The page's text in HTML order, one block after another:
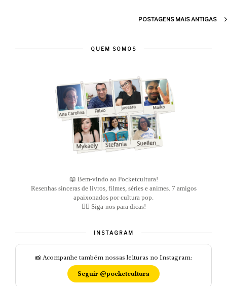
POSTAGENS MAIS ANTIGAS
QUEM SOMOS
📖 Bem-vindo ao Pocketcultura!
Resenhas sinceras de livros, filmes, séries e animes. 7 amigos
apaixonados por cultura pop.
👇🏽 Siga-nos para dicas!
INSTAGRAM
📸 Acompanhe também nossas leituras no Instagram:
Seguir @pocketcultura